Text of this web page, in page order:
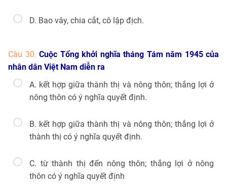
D. Bao vây, chia cắt, cô lập địch.
Câu 30. Cuộc Tổng khởi nghĩa tháng Tám năm 1945 của
nhân dân Việt Nam diễn ra
A. kết hợp giữa thành thị và nông thôn; thắng lợi ở
nông thôn có ý nghĩa quyết định.
B. kết hợp giữa thành thị và nông thôn; thắng lợi ở
thành thị có ý nghĩa quyết định.
C. từ thành thị đến nông thôn; thắng lợi ở nông
thôn có ý nghĩa quyết định